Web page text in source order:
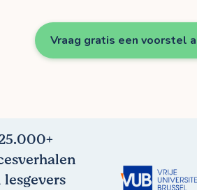
Vraag gratis een voorstel
lesgevers